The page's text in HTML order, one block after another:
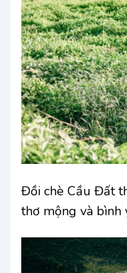
Đồi chè Cầu Đất
thơ mộng và bình